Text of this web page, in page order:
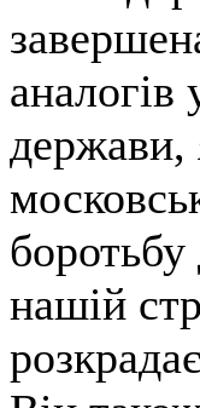
держави,
нашій